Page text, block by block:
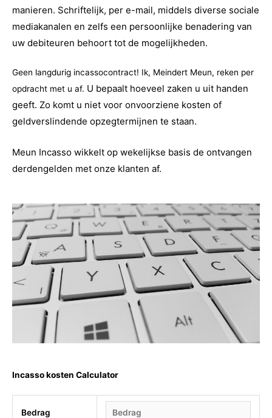
manieren. Schriftelijk, per e-mail, middels diverse sociale
mediakanalen en zelfs een persoonlijke benadering van
uw debiteuren behoort tot de mogelijkheden.
Geen langdurig incassocontract! Ik, Meindert Meun, reken per
opdracht met u af. U bepaalt hoeveel zaken u uit handen
geeft. Zo komt u niet voor onvoorziene kosten of
geldverslindende opzegtermijnen te staan.
Meun Incasso wikkelt op wekelijkse basis de ontvangen
derdengelden met onze klanten af.
Incasso kosten Calculator
Bedrag